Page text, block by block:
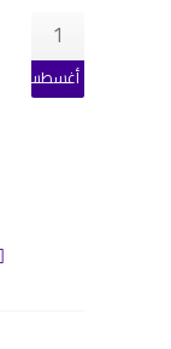
1
أغسطس